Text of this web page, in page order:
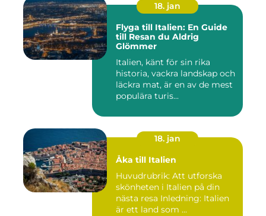
18. jan
Flyga till Italien: En Guide
till Resan du Aldrig
Glömmer
Italien, känt för sin rika
historia, vackra landskap och
läckra mat, är en av de mest
populära turis...
18. jan
Åka till Italien
Huvudrubrik: Att utforska
skönheten i Italien på din
nästa resa Inledning: Italien
är ett land som ...